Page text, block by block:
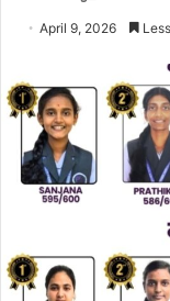
April 9, 2026